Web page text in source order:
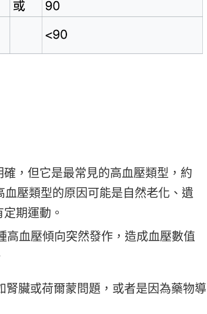
，但它是最常見的高血壓類型，約
壓類型的原因可能是自然老化、遺
期運動。
血壓傾向突然發作，造成血壓數值
臟或荷爾蒙問題，或者是因為藥物導